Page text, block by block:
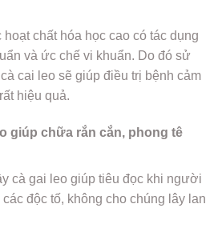
chất hóa học cao có tác dụng
và ức chế vi khuẩn. Do đó sử
cai leo sẽ giúp điều trị bệnh cảm
hiệu quả.
giúp chữa rắn cắn, phong tê
cà gai leo giúp tiêu đọc khi người
độc tố, không cho chúng lây lan